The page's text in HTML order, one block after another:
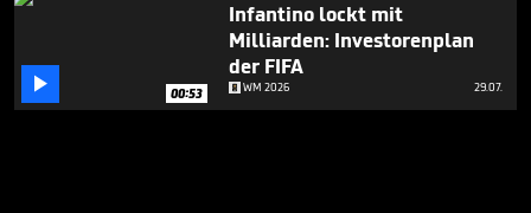
 00:53
Infantino lockt mit
Milliarden: Investorenplan
der FIFA
WM 2026 29.07.